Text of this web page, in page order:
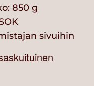
850 g
SOK
sivuihin